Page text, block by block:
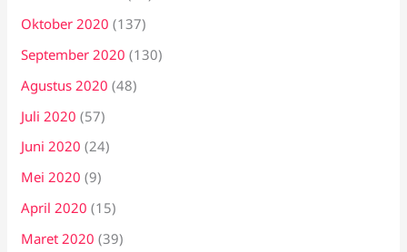
Oktober 2020 (137)
September 2020 (130)
Agustus 2020 (48)
Juli 2020 (57)
Juni 2020 (24)
Mei 2020 (9)
April 2020 (15)
Maret 2020 (39)